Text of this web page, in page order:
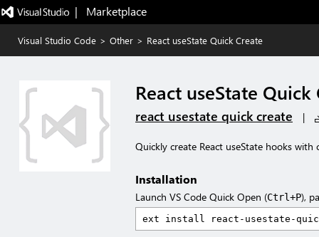
|   Marketplace
Visual Studio Code > Other > React useState Quick Create
React useState Quick
react usestate quick create |
Quickly create React useState hooks with
Installation
Launch VS Code Quick Open (Ctrl+P),